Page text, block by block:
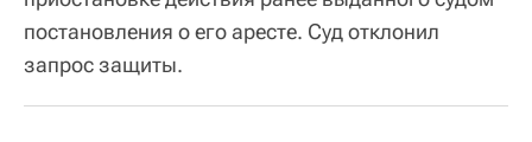
постановления о его аресте. Суд отклонил
запрос защиты.